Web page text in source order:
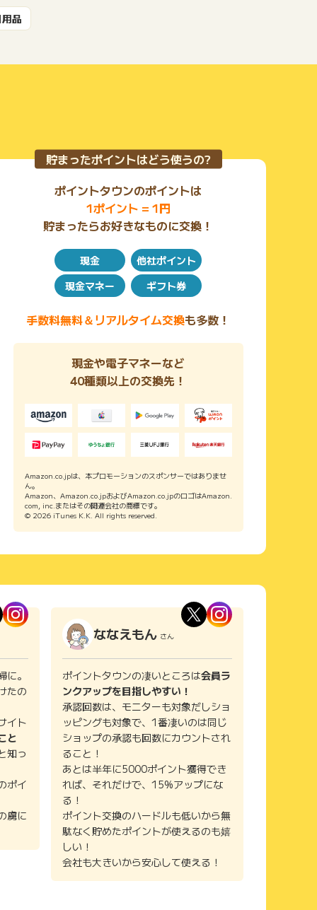
品
貯まったポイントはどう使うの?
ポイントタウンのポイントは
1ポイント = 1円
貯まったらお好きなものに交換！
現金
他社ポイント
現金マネー
ギフト券
手数料無料＆リアルタイム交換も多数！
現金や電子マネーなど
40種類以上の交換先！
Amazon.co.jpは、本プロモーションのスポンサーではありませ
ん。
Amazon、Amazon.co.jpおよびAmazon.co.jpのロゴはAmazon.
com, inc.またはその関連会社の商標です。
© 2026 iTunes K.K. All rights reserved.
。
たの
イト
と
知っ
ポイ
虜に
ななえもん さん
ポイントタウンの凄いところは会員ラ
ンクアップを目指しやすい！
承認回数は、モニターも対象だしショ
ッピングも対象で、1番凄いのは同じ
ショップの承認も回数にカウントされ
ること！
あとは半年に5000ポイント獲得でき
れば、それだけで、15%アップにな
る！
ポイント交換のハードルも低いから無
駄なく貯めたポイントが使えるのも嬉
しい！
会社も大きいから安心して使える！